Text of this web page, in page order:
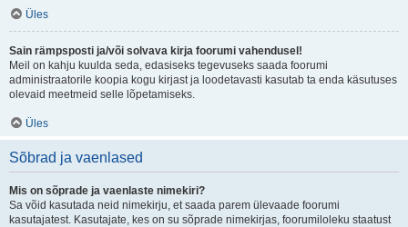
Üles
Sain rämpsposti ja/või solvava kirja foorumi vahendusel!
Meil on kahju kuulda seda, edasiseks tegevuseks saada foorumi
administraatorile koopia kogu kirjast ja loodetavasti kasutab ta enda käsutuses
olevaid meetmeid selle lõpetamiseks.
Üles
Sõbrad ja vaenlased
Mis on sõprade ja vaenlaste nimekiri?
Sa võid kasutada neid nimekirju, et saada parem ülevaade foorumi
kasutajatest. Kasutajate, kes on su sõprade nimekirjas, foorumiloleku staatust